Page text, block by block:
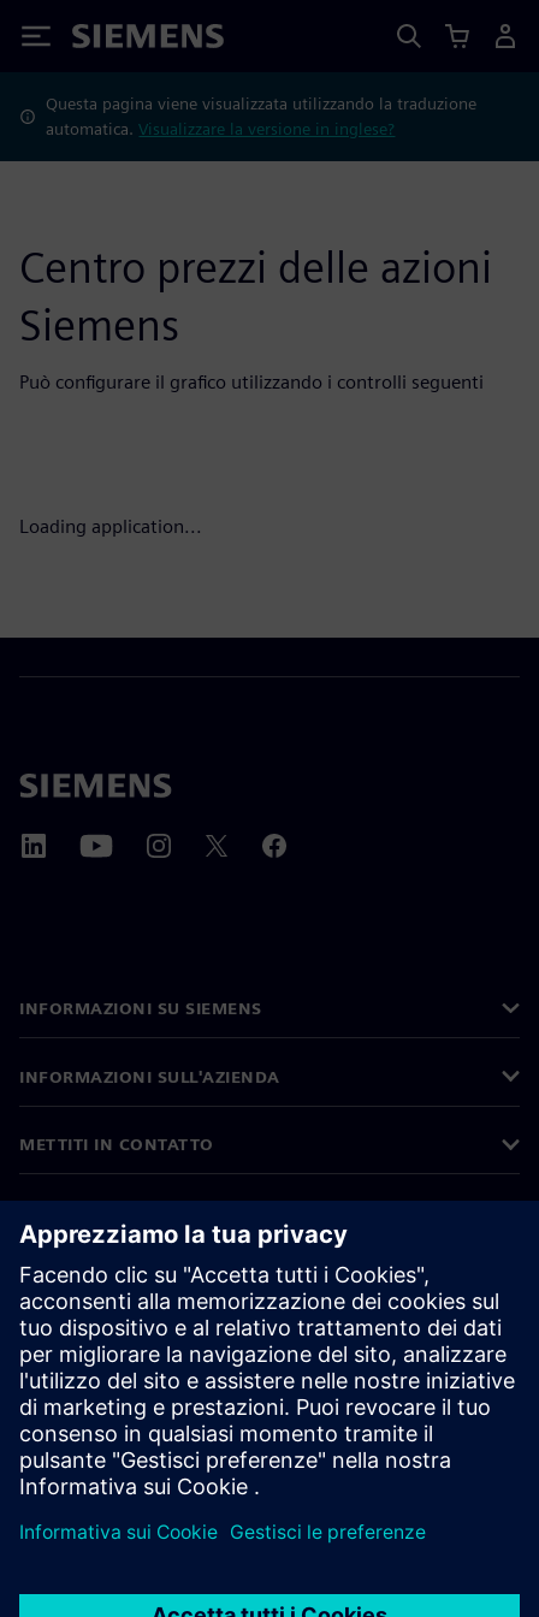
Siemens
Questa pagina viene visualizzata utilizzando la traduzione
automatica.Visualizzare la versione in inglese?
Centro prezzi delle azioni
Siemens
Può configurare il grafico utilizzando i controlli seguenti
Loading application...
INFORMAZIONI SU SIEMENS
INFORMAZIONI SULL'AZIENDA
METTITI IN CONTATTO
©Siemens 2026
Informazioni aziendali
Informativa sulla privacy
Informativa sui cookie
Condizioni di utilizzo
ID digitale